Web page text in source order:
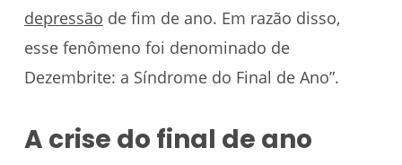
depressão de fim de ano. Em razão disso,
esse fenômeno foi denominado de
Dezembrite: a Síndrome do Final de Ano”.
A crise do final de ano